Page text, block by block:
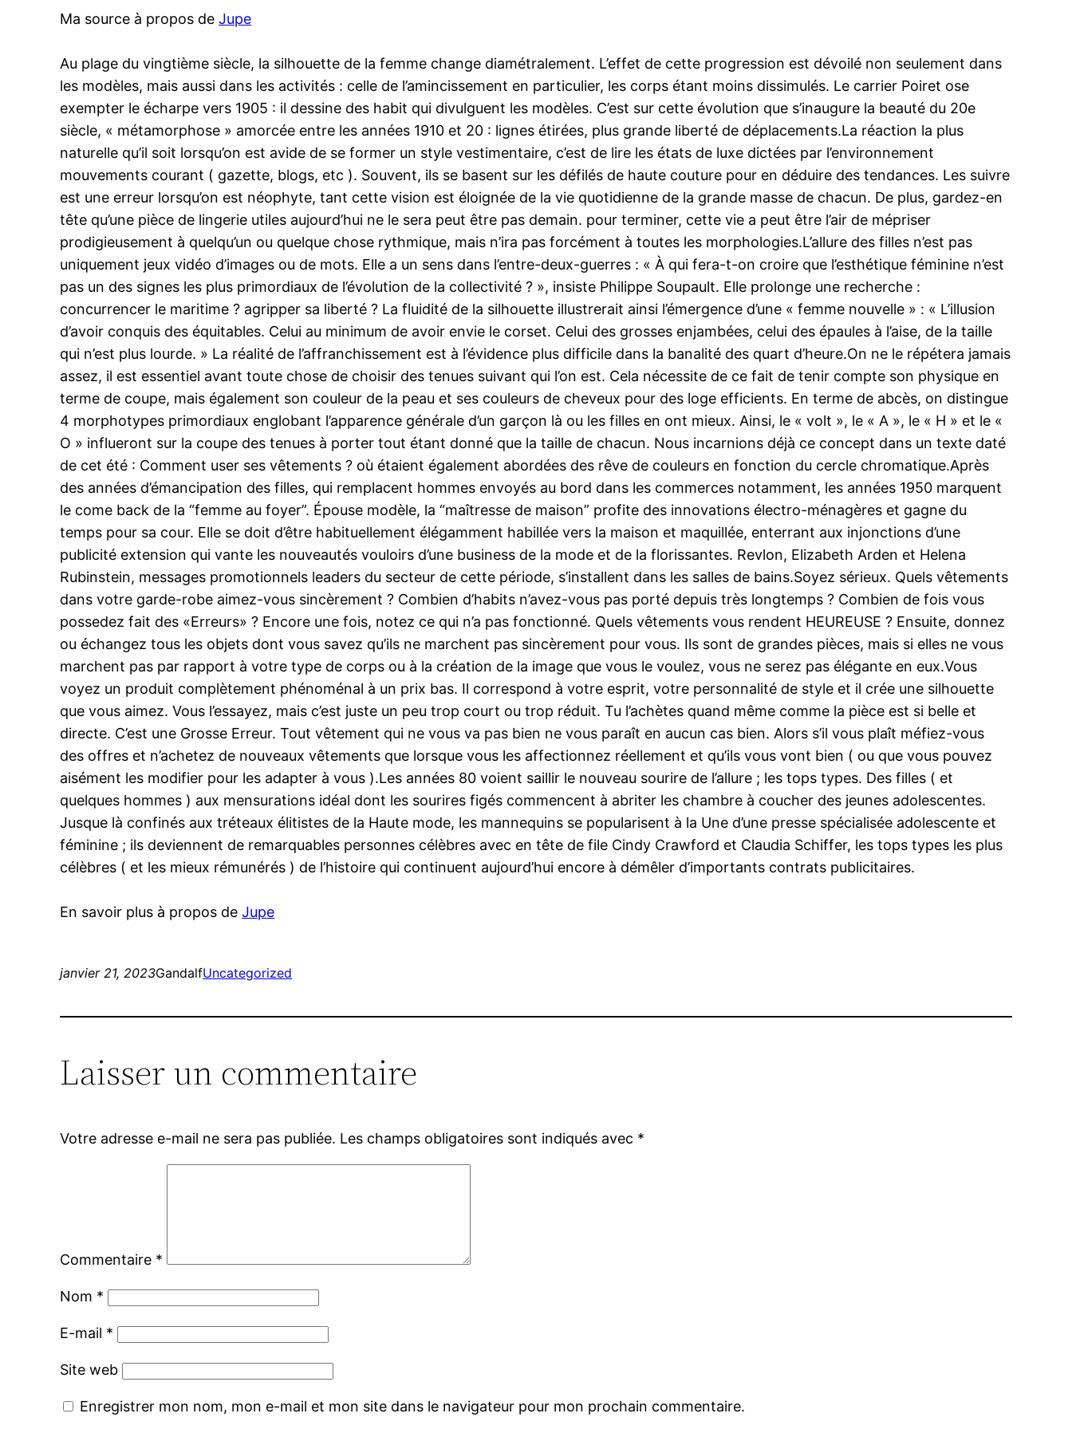
Ma source à propos deJupe
Au plage du vingtième siècle, la silhouette de la femme change diamétralement. L’effet de cette progression est dévoilé non seulement dans
les modèles, mais aussi dans les activités : celle de l’amincissement en particulier, les corps étant moins dissimulés. Le carrier Poiret ose
exempter le écharpe vers 1905 : il dessine des habit qui divulguent les modèles. C’est sur cette évolution que s’inaugure la beauté du 20e
siècle, « métamorphose » amorcée entre les années 1910 et 20 : lignes étirées, plus grande liberté de déplacements.La réaction la plus
naturelle qu’il soit lorsqu’on est avide de se former un style vestimentaire, c’est de lire les états de luxe dictées par l’environnement
mouvements courant ( gazette, blogs, etc ). Souvent, ils se basent sur les défilés de haute couture pour en déduire des tendances. Les suivre
est une erreur lorsqu’on est néophyte, tant cette vision est éloignée de la vie quotidienne de la grande masse de chacun. De plus, gardez-en
tête qu’une pièce de lingerie utiles aujourd’hui ne le sera peut être pas demain. pour terminer, cette vie a peut être l’air de mépriser
prodigieusement à quelqu’un ou quelque chose rythmique, mais n’ira pas forcément à toutes les morphologies.L’allure des filles n’est pas
uniquement jeux vidéo d’images ou de mots. Elle a un sens dans l’entre-deux-guerres : « À qui fera-t-on croire que l’esthétique féminine n’est
pas un des signes les plus primordiaux de l’évolution de la collectivité ? », insiste Philippe Soupault. Elle prolonge une recherche :
concurrencer le maritime ? agripper sa liberté ? La fluidité de la silhouette illustrerait ainsi l’émergence d’une « femme nouvelle » : « L’illusion
d’avoir conquis des équitables. Celui au minimum de avoir envie le corset. Celui des grosses enjambées, celui des épaules à l’aise, de la taille
qui n’est plus lourde. » La réalité de l’affranchissement est à l’évidence plus difficile dans la banalité des quart d’heure.On ne le répétera jamais
assez, il est essentiel avant toute chose de choisir des tenues suivant qui l’on est. Cela nécessite de ce fait de tenir compte son physique en
terme de coupe, mais également son couleur de la peau et ses couleurs de cheveux pour des loge efficients. En terme de abcès, on distingue
4 morphotypes primordiaux englobant l’apparence générale d’un garçon là ou les filles en ont mieux. Ainsi, le « volt », le « A », le « H » et le «
O » influeront sur la coupe des tenues à porter tout étant donné que la taille de chacun. Nous incarnions déjà ce concept dans un texte daté
de cet été : Comment user ses vêtements ? où étaient également abordées des rêve de couleurs en fonction du cercle chromatique.Après
des années d’émancipation des filles, qui remplacent hommes envoyés au bord dans les commerces notamment, les années 1950 marquent
le come back de la “femme au foyer”. Épouse modèle, la “maîtresse de maison” profite des innovations électro-ménagères et gagne du
temps pour sa cour. Elle se doit d’être habituellement élégamment habillée vers la maison et maquillée, enterrant aux injonctions d’une
publicité extension qui vante les nouveautés vouloirs d’une business de la mode et de la florissantes. Revlon, Elizabeth Arden et Helena
Rubinstein, messages promotionnels leaders du secteur de cette période, s’installent dans les salles de bains.Soyez sérieux. Quels vêtements
dans votre garde-robe aimez-vous sincèrement ? Combien d’habits n’avez-vous pas porté depuis très longtemps ? Combien de fois vous
possedez fait des «Erreurs» ? Encore une fois, notez ce qui n’a pas fonctionné. Quels vêtements vous rendent HEUREUSE ? Ensuite, donnez
ou échangez tous les objets dont vous savez qu’ils ne marchent pas sincèrement pour vous. Ils sont de grandes pièces, mais si elles ne vous
marchent pas par rapport à votre type de corps ou à la création de la image que vous le voulez, vous ne serez pas élégante en eux.Vous
voyez un produit complètement phénoménal à un prix bas. Il correspond à votre esprit, votre personnalité de style et il crée une silhouette
que vous aimez. Vous l’essayez, mais c’est juste un peu trop court ou trop réduit. Tu l’achètes quand même comme la pièce est si belle et
directe. C’est une Grosse Erreur. Tout vêtement qui ne vous va pas bien ne vous paraît en aucun cas bien. Alors s’il vous plaît méfiez-vous
des offres et n’achetez de nouveaux vêtements que lorsque vous les affectionnez réellement et qu’ils vous vont bien ( ou que vous pouvez
aisément les modifier pour les adapter à vous ).Les années 80 voient saillir le nouveau sourire de l’allure ; les tops types. Des filles ( et
quelques hommes ) aux mensurations idéal dont les sourires figés commencent à abriter les chambre à coucher des jeunes adolescentes.
Jusque là confinés aux tréteaux élitistes de la Haute mode, les mannequins se popularisent à la Une d’une presse spécialisée adolescente et
féminine ; ils deviennent de remarquables personnes célèbres avec en tête de file Cindy Crawford et Claudia Schiffer, les tops types les plus
célèbres ( et les mieux rémunérés ) de l’histoire qui continuent aujourd’hui encore à démêler d’importants contrats publicitaires.
En savoir plus à propos deJupe
janvier 21, 2023GandalfUncategorized
Laisser un commentaire
Votre adresse e-mail ne sera pas publiée. Les champs obligatoires sont indiqués avec *
Commentaire *
Nom *
E-mail *
Site web
Enregistrer mon nom, mon e-mail et mon site dans le navigateur pour mon prochain commentaire.